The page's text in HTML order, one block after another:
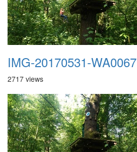
IMG-20170531-WA0067
2717 views